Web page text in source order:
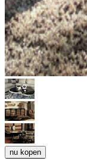
nu kopen